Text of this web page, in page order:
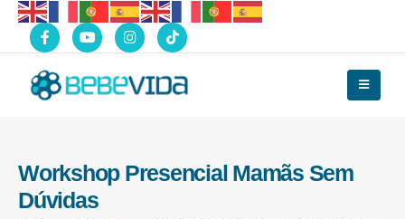
Workshop Presencial Mamãs Sem
Dúvidas